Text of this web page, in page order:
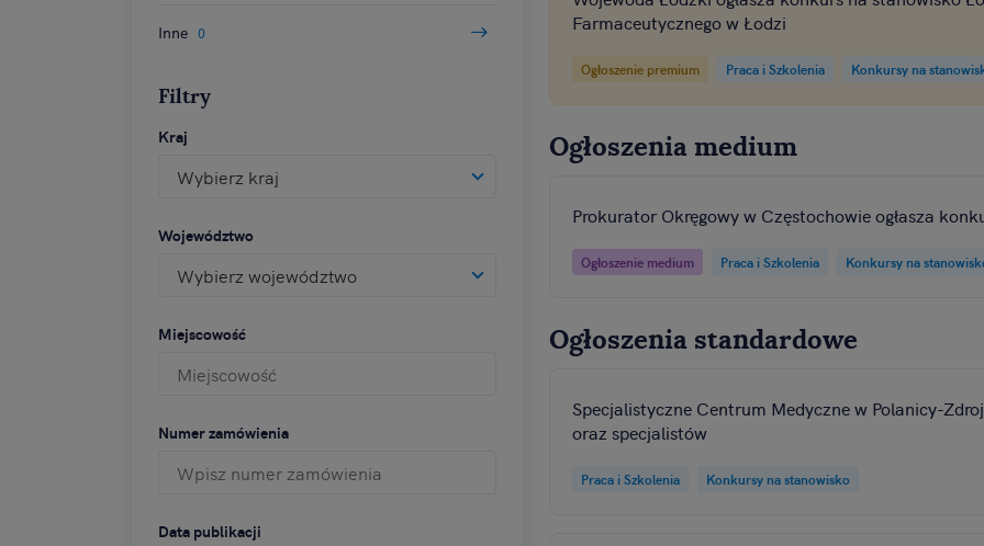
Inne 0
Filtry
Kraj
Wybierz kraj
Województwo
Wybierz województwo
Miejscowość
Numer zamówienia
Data publikacji
Farmaceutycznego w Łodzi
Ogłoszenie premium Praca i Szkolenia Konkursy na
Ogłoszenia medium
Prokurator Okręgowy w Częstochowie ogłasza
Ogłoszenie medium Praca i Szkolenia Konkursy na
Ogłoszenia standardowe
Specjalistyczne Centrum Medyczne w Polanicy-
oraz specjalistów
Praca i Szkolenia Konkursy na stanowisko